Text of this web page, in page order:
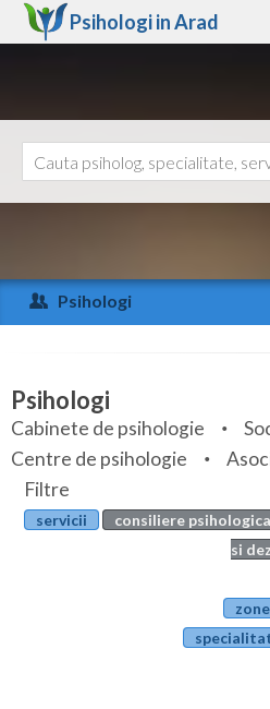
Psihologi inArad
Arad
Arges
Bihor
Bistrita-Nasaud
Botosani
Ajutor
Psihologi
Specialitati
Servicii
Articole
Evenimente
Psihologi
Cabinete de psihologie
Centre de psihologie
Filtre
servicii
consiliere
si